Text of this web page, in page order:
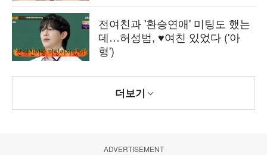
전여친과 '환승연애' 미팅도 했는
데…허성범, ♥여친 있었다 ('아
형')
더보기
ADVERTISEMENT